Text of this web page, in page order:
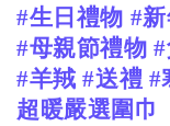
#生日禮物 #
#母親節禮物 #
#羊羢 #送禮 #
超暖嚴選圍巾